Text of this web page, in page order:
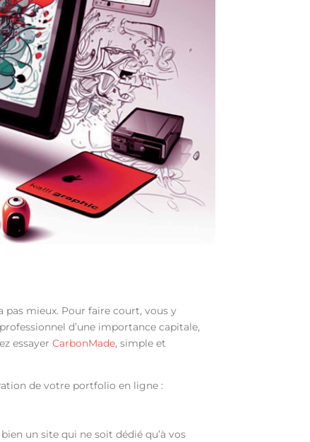
pas mieux. Pour faire court, vous y
d’une importance capitale,
essayerCarbonMade, simple et
de votre portfolio en ligne :
un site qui ne soit dédié qu’à vos